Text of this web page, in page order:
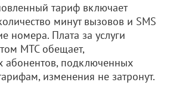
тариф включает
минут вызовов и SMS
номера. Плата за услуги
МТС обещает,
абонентов, подключенных
изменения не затронут.